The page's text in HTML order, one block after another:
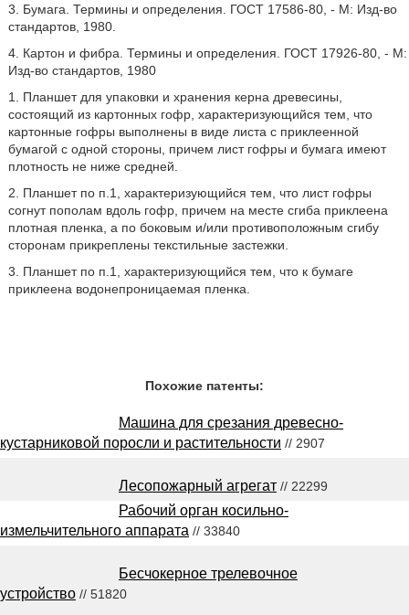
3. Бумага. Термины и определения. ГОСТ 17586-80, - М: Изд-во
стандартов, 1980.
4. Картон и фибра. Термины и определения. ГОСТ 17926-80, - М:
Изд-во стандартов, 1980
1. Планшет для упаковки и хранения керна древесины,
состоящий из картонных гофр, характеризующийся тем, что
картонные гофры выполнены в виде листа с приклеенной
бумагой с одной стороны, причем лист гофры и бумага имеют
плотность не ниже средней.
2. Планшет по п.1, характеризующийся тем, что лист гофры
согнут пополам вдоль гофр, причем на месте сгиба приклеена
плотная пленка, а по боковым и/или противоположным сгибу
сторонам прикреплены текстильные застежки.
3. Планшет по п.1, характеризующийся тем, что к бумаге
приклеена водонепроницаемая пленка.
Похожие патенты:
Машина для срезания древесно-
кустарниковой поросли и растительности // 2907
Лесопожарный агрегат // 22299
Рабочий орган косильно-
измельчительного аппарата // 33840
Бесчокерное трелевочное
устройство // 51820